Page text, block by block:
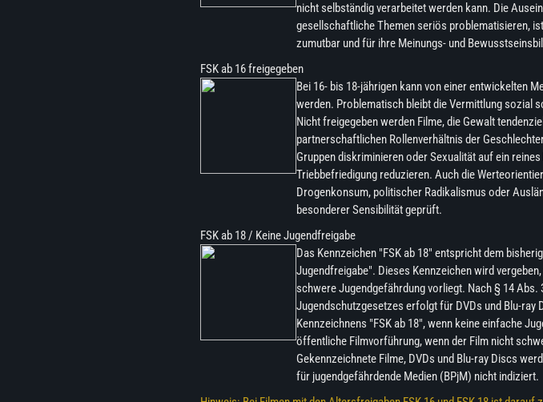
nicht selbständig verarbeitet werden kann. Die
gesellschaftliche Themen seriös problematisieren,
zumutbar und für ihre Meinungs- und
FSK ab 16 freigegeben
Bei 16- bis 18-jährigen kann von einer entwickelten
werden. Problematisch bleibt die Vermittlung sozial
Nicht freigegeben werden Filme, die Gewalt
partnerschaftlichen Rollenverhältnis der
Gruppen diskriminieren oder Sexualität auf ein
Triebbefriedigung reduzieren. Auch die
Drogenkonsum, politischer Radikalismus oder
besonderer Sensibilität geprüft.
FSK ab 18 / Keine Jugendfreigabe
Das Kennzeichen "FSK ab 18" entspricht dem
Jugendfreigabe". Dieses Kennzeichen wird
schwere Jugendgefährdung vorliegt. Nach § 14 Abs.
Jugendschutzgesetzes erfolgt für DVDs und Blu-ray
Kennzeichnens "FSK ab 18", wenn keine einfache
öffentliche Filmvorführung, wenn der Film nicht
Gekennzeichnete Filme, DVDs und Blu-ray Discs
für jugendgefährdende Medien (BPjM) nicht indiziert.